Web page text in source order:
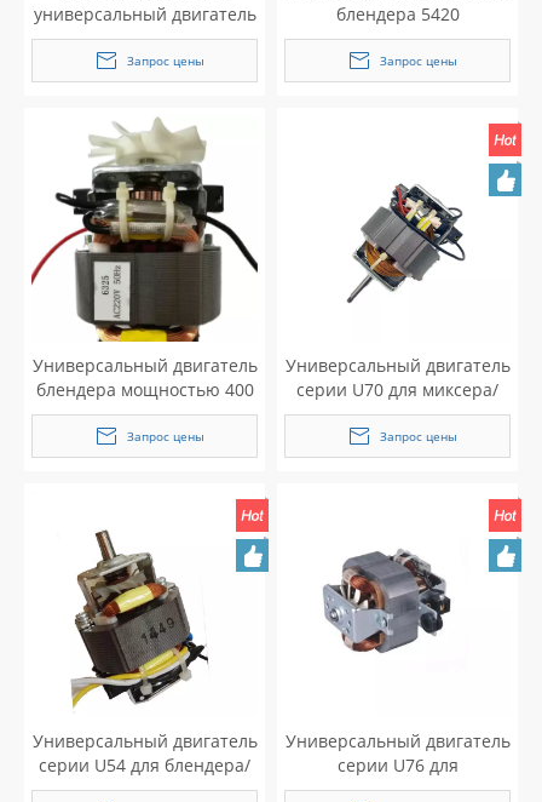
универсальный двигатель
переменного тока для
блендера
Запрос цены
блендера 5420
переменного тока
Запрос цены
Универсальный двигатель
блендера мощностью 400
Вт
Запрос цены
Универсальный двигатель
серии U70 для миксера/
измельчителя/блендера
Запрос цены
Универсальный двигатель
серии U54 для блендера/
миксера
Универсальный двигатель
серии U76 для
шлифовальной машины